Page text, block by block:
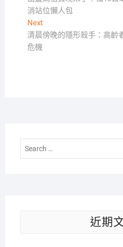
章
導
覽
消站位懶人包
NextNext
post:
清晨傍晚的隱形殺手：高齡
危機
近期